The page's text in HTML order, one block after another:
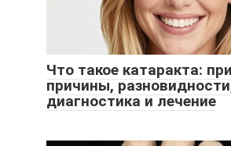
Что такое катаракта:
причины,
диагностика и лечение